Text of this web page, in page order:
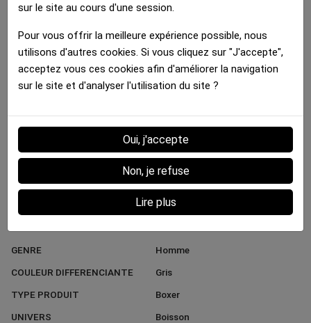
SEAU CHAMPAGNE Or Blanc
35.00 € 35.00 €
Détails :
MATIERE
Microfibre
COULEUR DOMINANTE
Marron
HERITAGE
GENRE
Homme
COULEUR DIFFERENCIANTE
Gris
TYPE PRODUIT
Boxer
UNIVERS
Boisson
sur le site au cours d'une session.
Pour vous offrir la meilleure expérience possible, nous
utilisons d'autres cookies. Si vous cliquez sur "J'accepte",
acceptez vous ces cookies afin d'améliorer la navigation
sur le site et d'analyser l'utilisation du site ?
Oui, j'accepte
Non, je refuse
Lire plus